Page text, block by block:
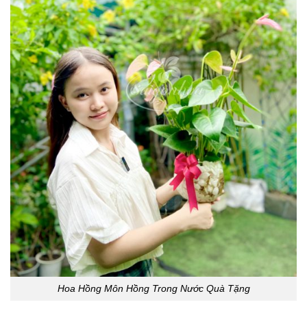
Hoa Hồng Môn Hồng Trong Nước Quà Tặng